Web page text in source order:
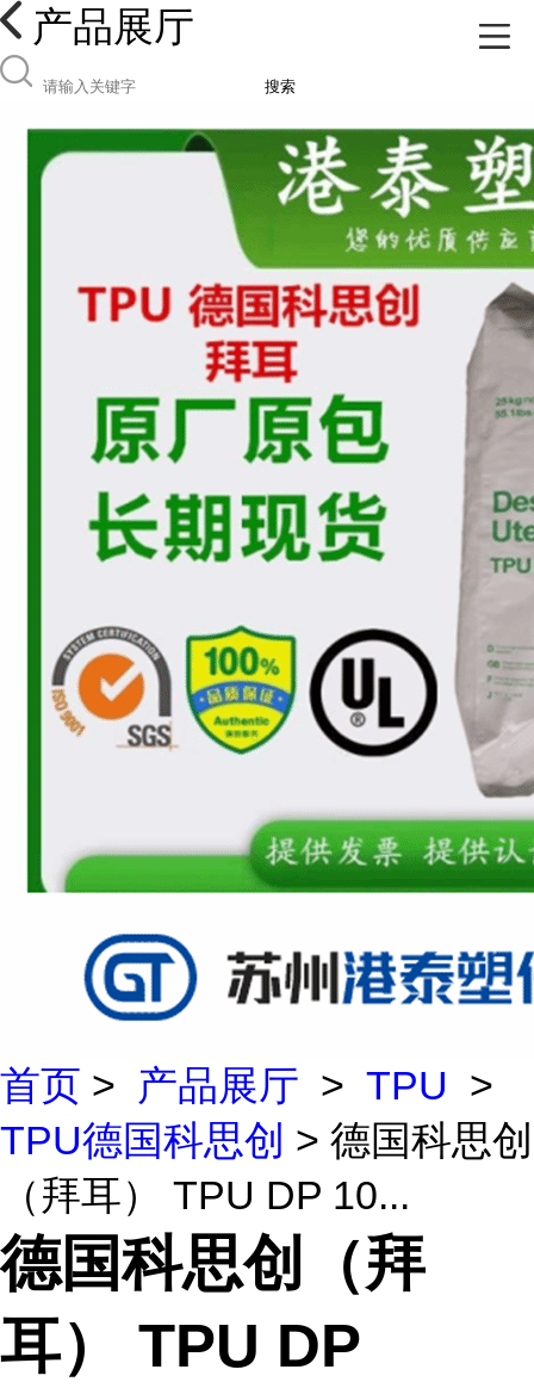
产品展厅
搜索
首页 > 产品展厅 > TPU >
TPU德国科思创 > 德国科思创
（拜耳） TPU DP 10...
德国科思创（拜
耳） TPU DP